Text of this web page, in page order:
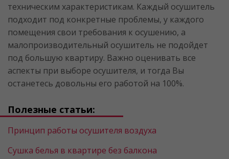
техническим характеристикам. Каждый осушитель
подходит под конкретные проблемы, у каждого
помещения свои требования к осушению, а
малопроизводительный осушитель не подойдет
под большую квартиру. Важно оценивать все
аспекты при выборе осушителя, и тогда Вы
останетесь довольны его работой на 100%.
Полезные статьи:
Принцип работы осушителя воздуха
Сушка белья в квартире без балкона